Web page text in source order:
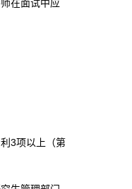
在面试中应
3项以上（第